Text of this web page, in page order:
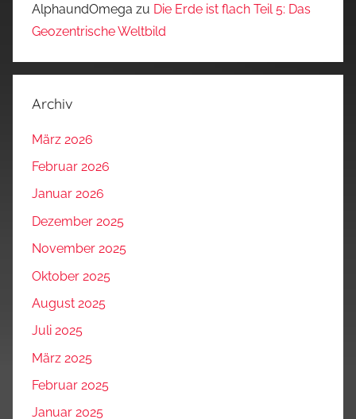
AlphaundOmega zu Die Erde ist flach Teil 5: Das
Geozentrische Weltbild
Archiv
März 2026
Februar 2026
Januar 2026
Dezember 2025
November 2025
Oktober 2025
August 2025
Juli 2025
März 2025
Februar 2025
Januar 2025